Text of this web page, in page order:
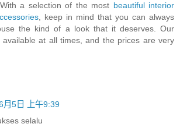
a selection of the most beautiful interior
, keep in mind that you can always
the kind of a look that it deserves. Our
available at all times, and the prices are very
月5日 上午9:39
selalu